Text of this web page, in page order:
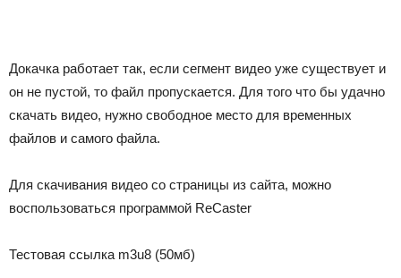
Докачка работает так, если сегмент видео уже существует и
он не пустой, то файл пропускается. Для того что бы удачно
скачать видео, нужно свободное место для временных
файлов и самого файла.
Для скачивания видео со страницы из сайта, можно
воспользоваться программой ReCaster
Тестовая ссылка m3u8 (50мб)